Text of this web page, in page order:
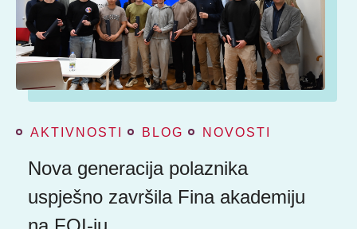
AKTIVNOSTI BLOG NOVOSTI
Nova generacija polaznika
uspješno završila Fina akademiju